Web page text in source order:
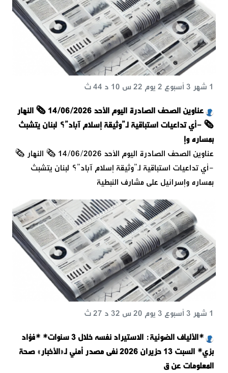
عناوين الصحف الصادرة اليوم الأحد 14/06/2026 🗞️ النهار
🗞️ -أي تداعيات استباقية لـ”وثيقة إسلام آباد”؟ لبنان يتشبث
بمساره وإ
1 شهر 3 أسبوع 2 يوم 22 س 10 د 44 ث
عناوين الصحف الصادرة اليوم الأحد 14/06/2026 🗞️ النهار 🗞️
-أي تداعيات استباقية لـ”وثيقة إسلام آباد”؟ لبنان يتشبث
بمساره وإسرائيل على مشارف النبطية
*الألياف الضوئية: الاستيراد نفسه خلال 3 سنوات* *فؤاد
بزي* السبت 13 حزيران 2026 نفى مصدر أمني لـ«الأخبار» صحة
المعلومات عن ق
1 شهر 3 أسبوع 3 يوم 20 س 32 د 27 ث